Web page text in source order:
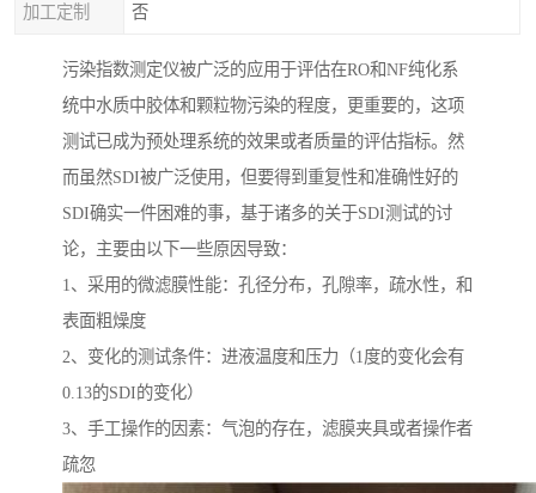
加工定制 否
污染指数测定仪被广泛的应用于评估在RO和NF纯化系
统中水质中胶体和颗粒物污染的程度，更重要的，这项
测试已成为预处理系统的效果或者质量的评估指标。然
而虽然SDI被广泛使用，但要得到重复性和准确性好的
SDI确实一件困难的事，基于诸多的关于SDI测试的讨
论，主要由以下一些原因导致：
1、采用的微滤膜性能：孔径分布，孔隙率，疏水性，和
表面粗燥度
2、变化的测试条件：进液温度和压力（1度的变化会有
0.13的SDI的变化）
3、手工操作的因素：气泡的存在，滤膜夹具或者操作者
疏忽